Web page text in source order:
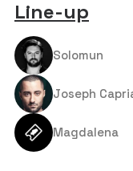
Line-up
Solomun
Joseph
Magdalena